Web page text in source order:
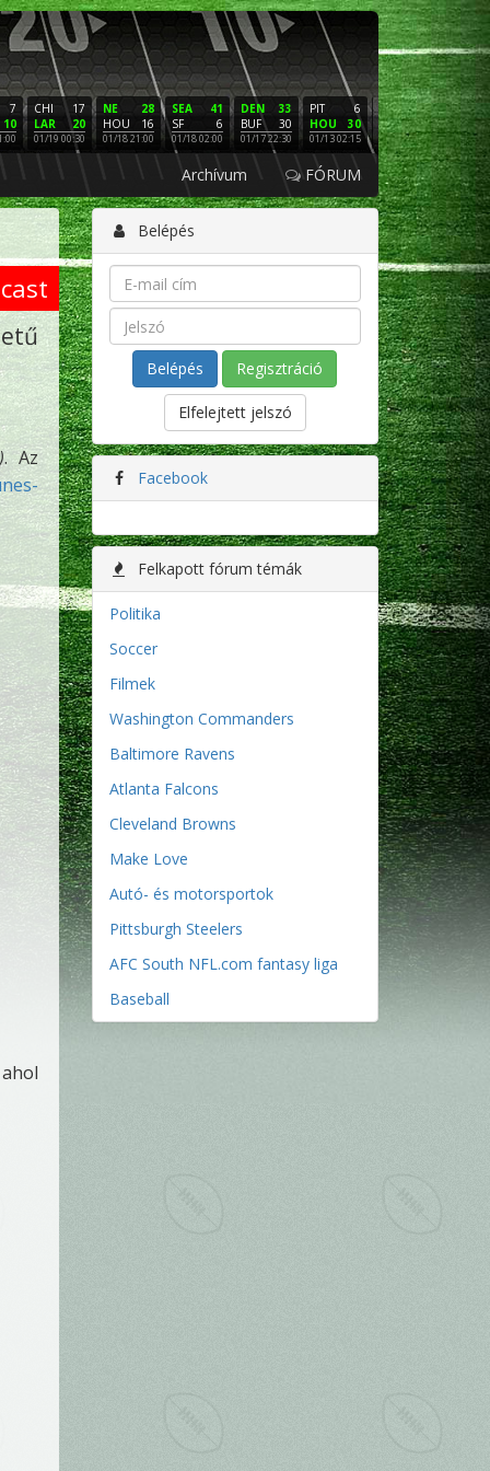
7
10
17
CHI
20
LAR
01/19 00:30
28
NE
16
HOU
01/18 21:00
41
SEA
6
SF
01/18 02:00
33
DEN
30
BUF
01/17 22:30
6
PIT
30
HOU
01/13 02:15
16
NE
3
LAC
01/12 02:00
PHI
SF
01/11
Archívum FÓRUM
. Az
Belépés
Regisztráció
Elfelejtett jelszó
Facebook
Felkapott fórum témák
Politika
Soccer
Filmek
Washington Commanders
Baltimore Ravens
Atlanta Falcons
Cleveland Browns
Make Love
Autó- és motorsportok
Pittsburgh Steelers
AFC South NFL.com fantasy liga
Baseball